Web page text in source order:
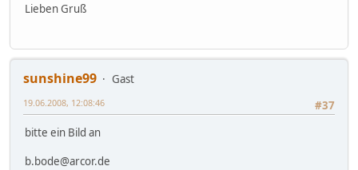
Lieben Gruß
sunshine99
Gast
#37
19.06.2008, 12:08:46
bitte ein Bild an
b.bode@arcor.de